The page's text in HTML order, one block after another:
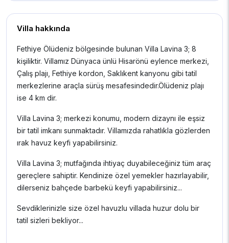
Villa hakkında
Fethiye Ölüdeniz bölgesinde bulunan Villa Lavina 3; 8
kişiliktir. Villamız Dünyaca ünlü Hisarönü eylence merkezi,
Çalış plajı, Fethiye kordon, Saklıkent kanyonu gibi tatil
merkezlerine araçla sürüş mesafesindedir.Ölüdeniz plajı
ise 4 km dir.
Villa Lavina 3; merkezi konumu, modern dizaynı ile eşsiz
bir tatil imkanı sunmaktadır. Villamızda rahatlıkla gözlerden
ırak havuz keyfi yapabilirsiniz.
Villa Lavina 3; mutfağında ihtiyaç duyabileceğiniz tüm araç
gereçlere sahiptir. Kendinize özel yemekler hazırlayabilir,
dilerseniz bahçede barbekü keyfi yapabilirsiniz...
Sevdiklerinizle size özel havuzlu villada huzur dolu bir
tatil sizleri bekliyor...